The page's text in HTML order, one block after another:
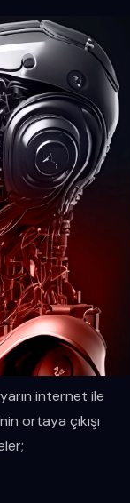
internet ile
ortaya çıkışı